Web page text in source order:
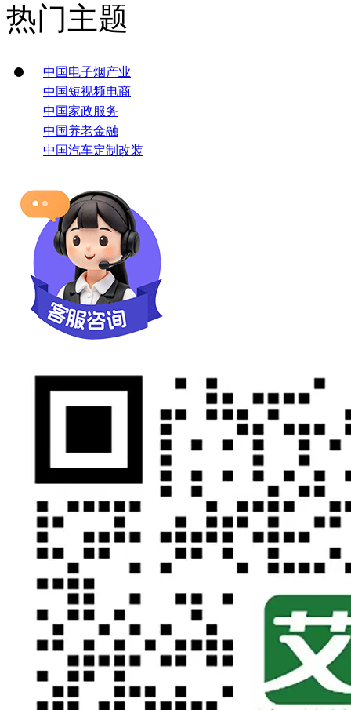
热门主题
中国电子烟产业
中国短视频电商
中国家政服务
中国养老金融
中国汽车定制改装